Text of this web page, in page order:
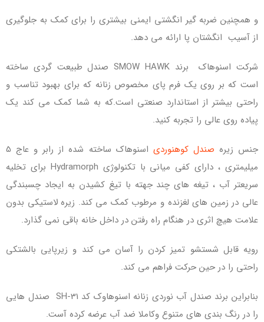
و همچنین ضربه گیر انگشتی ایمنی بیشتری را برای کمک به جلوگیری
از آسیب انگشتان پا ارائه می دهد.
شرکت اسنوهاک برند SMOW HAWK صندل طبیعت گردی ساخته
است که بر روی یک فرم پای مخصوص زنانه که برای بهبود تناسب و
راحتی بیشتر از استاندارد صنعتی است.که به شما کمک می کند یک
پیاده روی عالی را تجربه کنید.
جنس زیره صندل کوهنوردی
اسنوهاک ساخته شده از رابر و عاج 5
میلیمتری ، دارای کفی میانی با تکنولوژی Hydramorph برای تخلیه
سریعتر آب ، تیغه های چند جهته با تیغ کشیدن به ایجاد چسبندگی
عالی در زمین های لغزنده و مرطوب کمک می کند. زیره لاستیکی بدون
علامت هیچ اثری در هنگام راه رفتن در داخل خانه باقی نمی گذارد.
رویه قابل شستشو تمیز کردن را آسان می کند و زیرپایی بالشتکی
راحتی را در حین حرکت فراهم می کند.
بنابراین برند صندل آب نوردی زنانه اسنوهاوک کد SH-31 صندل هایی
را در رنگ بندی های متنوع وکاملا ضد آب عرضه کرده آست.